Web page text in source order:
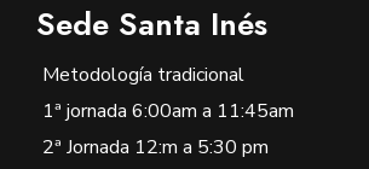
Sede Santa Inés
Metodología tradicional
1ª jornada 6:00am a 11:45am
2ª Jornada 12:m a 5:30 pm